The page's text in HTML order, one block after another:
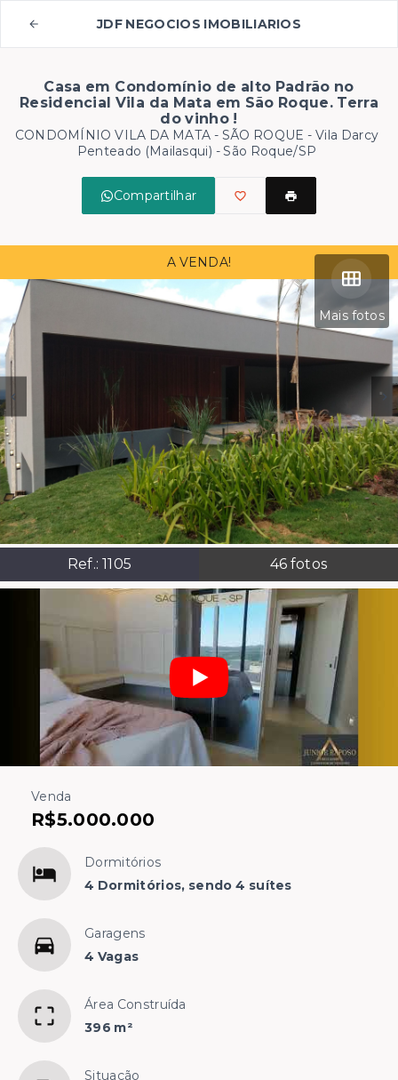
JDF NEGOCIOS IMOBILIARIOS
Casa em Condomínio de alto Padrão no
Residencial Vila da Mata em São Roque. Terra
do vinho !
CONDOMÍNIO VILA DA MATA - SÃO ROQUE -Vila Darcy
Penteado (Mailasqui) - São Roque/SP
Compartilhar
Mais fotos
Ref.: 1105 46 fotos
A VENDA!
Venda
R$5.000.000
Dormitórios
4 Dormitórios, sendo 4 suítes
Garagens
4 Vagas
Área Construída
396 m²
Situação